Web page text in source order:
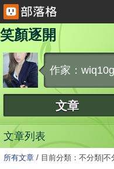
笑顏逐開
作家：
文章
文章列表
所有文章 / 目前分類：不分類|不